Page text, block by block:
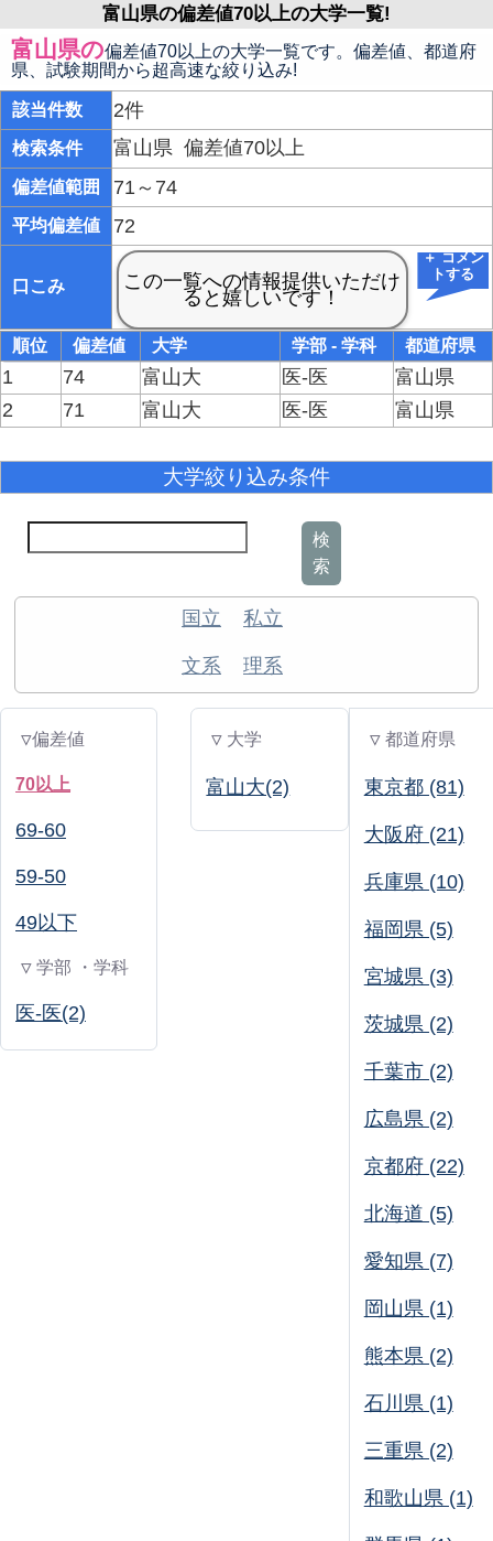
富山県の偏差値70以上の大学一覧!
富山県の偏差値70以上の大学一覧です。偏差値、都道府
県、試験期間から超高速な絞り込み!
該当件数 2件
検索条件 富山県 偏差値70以上
偏差値範囲 71～74
平均偏差値 72
口こみ
＋ コメン
トする
順位 偏差値 大学 学部 - 学科 都道府県
1 74 富山大 医-医
富山県
2
71 富山大 医-医 富山県
大学絞り込み条件
検
索
国立 私立
文系 理系
▽偏差値
70以上
69-60
59-50
49以下
▽ 学部 ・学科
医-医(2)
▽ 大学
富山大(2)
▽ 都道府県
東京都 (81)
大阪府 (21)
兵庫県 (10)
福岡県 (5)
宮城県 (3)
茨城県 (2)
千葉市 (2)
広島県 (2)
京都府 (22)
北海道 (5)
愛知県 (7)
岡山県 (1)
熊本県 (2)
石川県 (1)
三重県 (2)
和歌山県 (1)